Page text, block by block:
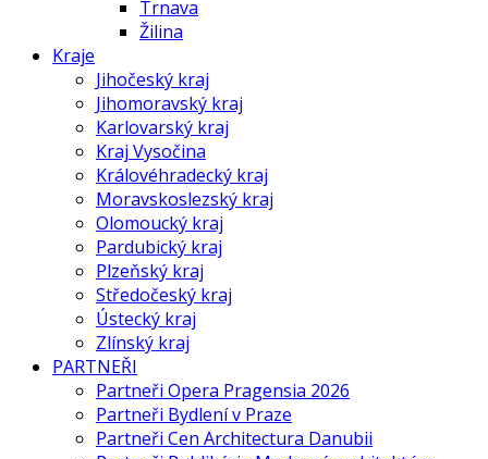
Trnava
Žilina
Kraje
Jihočeský kraj
Jihomoravský kraj
Karlovarský kraj
Kraj Vysočina
Královéhradecký kraj
Moravskoslezský kraj
Olomoucký kraj
Pardubický kraj
Plzeňský kraj
Středočeský kraj
Ústecký kraj
Zlínský kraj
PARTNEŘI
Partneři Opera Pragensia 2026
Partneři Bydlení v Praze
Partneři Cen Architectura Danubii